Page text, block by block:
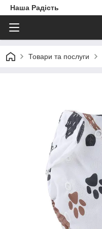
Наша Радість
Товари та послуги